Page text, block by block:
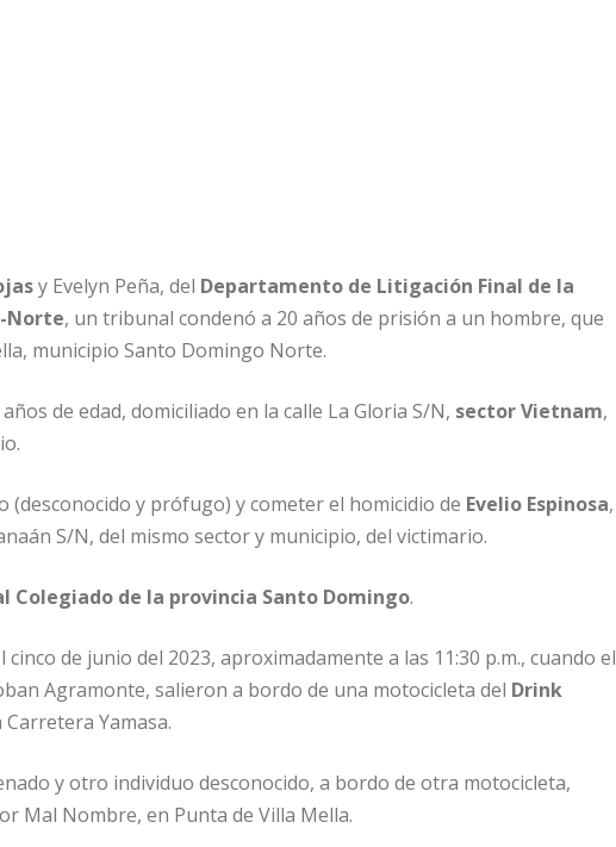
y Evelyn Peña, del Departamento de Litigación Final de la
Norte, un tribunal condenó a 20 años de prisión a un hombre, que
municipio Santo Domingo Norte.
años de edad, domiciliado en la calle La Gloria S/N, sector Vietnam,
(desconocido y prófugo) y cometer el homicidio de Evelio Espinosa,
S/N, del mismo sector y municipio, del victimario.
Colegiado de la provincia Santo Domingo.
de junio del 2023, aproximadamente a las 11:30 p.m., cuando el
Agramonte, salieron a bordo de una motocicleta del Drink
Yamasa.
y otro individuo desconocido, a bordo de otra motocicleta,
Mal Nombre, en Punta de Villa Mella.